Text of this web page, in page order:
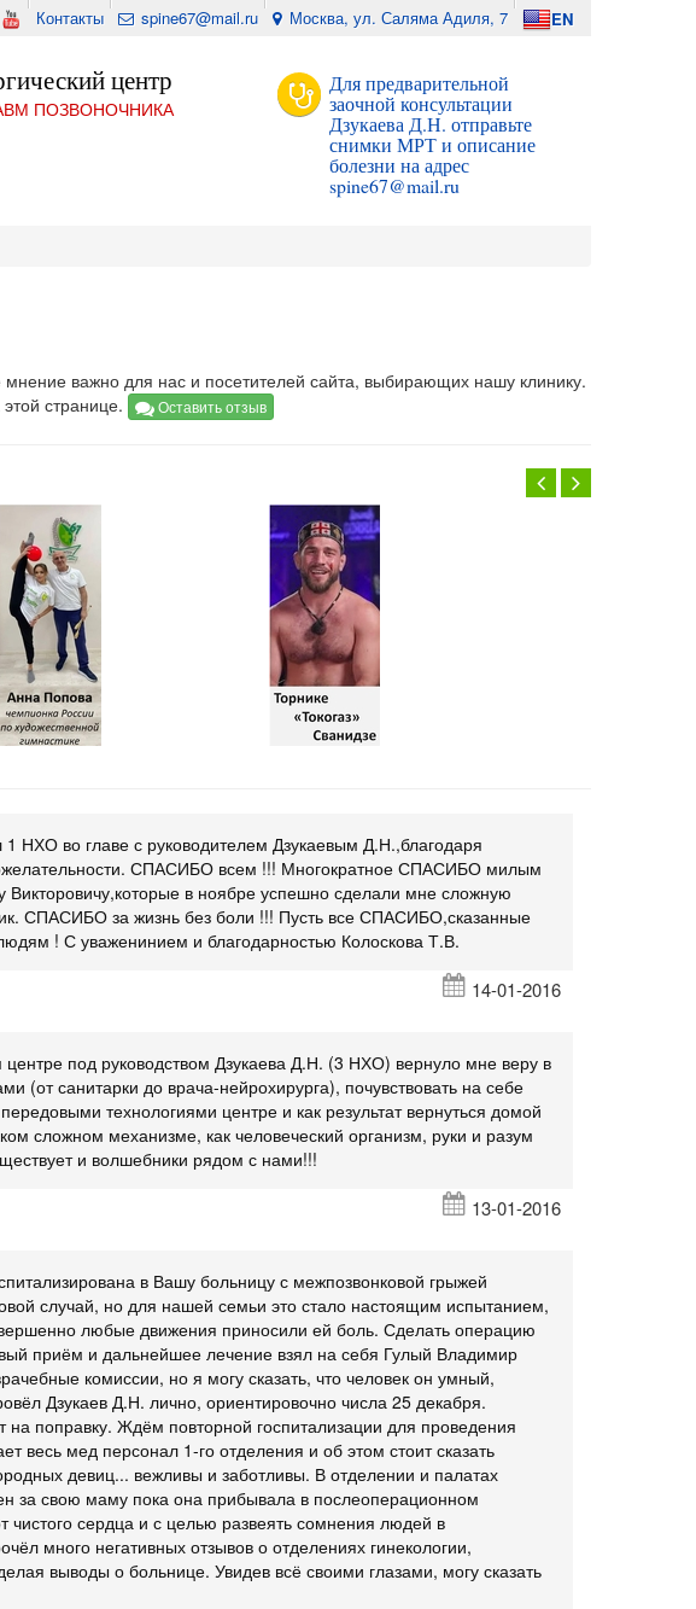
Контакты spine67@mail.ru Москва, ул. Саляма Адиля, 7 EN
центр
ПОЗВОНОЧНИКА
Для предварительной
заочной консультации
Дзукаева Д.Н. отправьте
снимки МРТ и описание
болезни на адрес
spine67@mail.ru
важно для нас и посетителей сайта, выбирающих нашу клинику.
странице.
Оставить отзыв
во главе с руководителем Дзукаевым Д.Н.,благодаря
СПАСИБО всем !!! Многократное СПАСИБО милым
в ноябре успешно сделали мне сложную
СПАСИБО за жизнь без боли !!! Пусть все СПАСИБО,сказанные
! С уваженинием и благодарностью Колоскова Т.В.
14-01-2016
под руководством Дзукаева Д.Н. (3 НХО) вернуло мне веру в
(от санитарки до врача-нейрохирурга), почувствовать на себе
технологиями центре и как результат вернуться домой
сложном механизме, как человеческий организм, руки и разум
и волшебники рядом с нами!!!
13-01-2016
в Вашу больницу с межпозвонковой грыжей
случай, но для нашей семьи это стало настоящим испытанием,
любые движения приносили ей боль. Сделать операцию
приём и дальнейшее лечение взял на себя Гулый Владимир
комиссии, но я могу сказать, что человек он умный,
Дзукаев Д.Н. лично, ориентировочно числа 25 декабря.
поправку. Ждём повторной госпитализации для проведения
весь мед персонал 1-го отделения и об этом стоит сказать
девиц... вежливы и заботливы. В отделении и палатах
за свою маму пока она прибывала в послеоперационном
сердца и с целью развеять сомнения людей в
много негативных отзывов о отделениях гинекологии,
выводы о больнице. Увидев всё своими глазами, могу сказать